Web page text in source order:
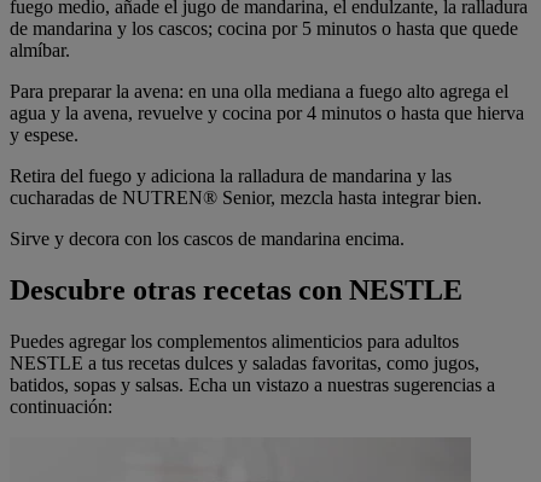
fuego medio, añade el jugo de mandarina, el endulzante, la ralladura
de mandarina y los cascos; cocina por 5 minutos o hasta que quede
almíbar.
Para preparar la avena: en una olla mediana a fuego alto agrega el
agua y la avena, revuelve y cocina por 4 minutos o hasta que hierva
y espese.
Retira del fuego y adiciona la ralladura de mandarina y las
cucharadas de NUTREN® Senior, mezcla hasta integrar bien.
Sirve y decora con los cascos de mandarina encima.
Descubre otras recetas con NESTLE
Puedes agregar los complementos alimenticios para adultos
NESTLE a tus recetas dulces y saladas favoritas, como jugos,
batidos, sopas y salsas. Echa un vistazo a nuestras sugerencias a
continuación: